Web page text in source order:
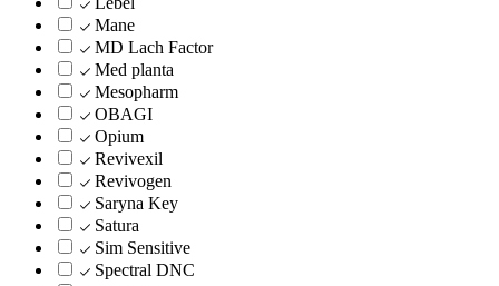
Mane
MD Lach Factor
Med planta
Mesopharm
OBAGI
Opium
Revivexil
Revivogen
Saryna Key
Satura
Sim Sensitive
Spectral DNC